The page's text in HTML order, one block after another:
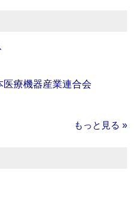
療機器産業連合会
もっと見る »